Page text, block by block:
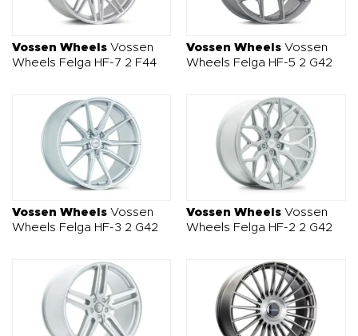
Vossen Wheels Vossen
Wheels Felga HF-7 2 F44
Vossen Wheels Vossen
Wheels Felga HF-5 2 G42
Vossen Wheels Vossen
Wheels Felga HF-3 2 G42
Vossen Wheels Vossen
Wheels Felga HF-2 2 G42